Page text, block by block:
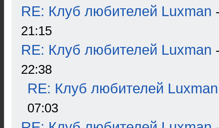
RE: Клуб любителей Luxman
21:15
RE: Клуб любителей Luxman
22:38
RE: Клуб любителей Luxman
07:03